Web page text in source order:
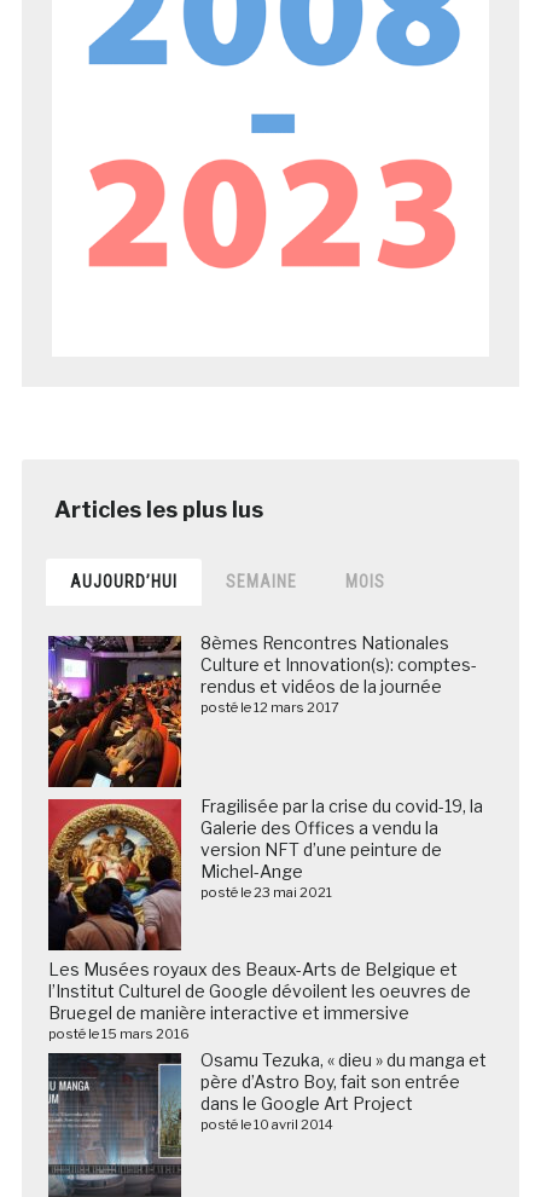
AUJOURD’HUI SEMAINE MOIS
8èmes Rencontres Nationales
Culture et Innovation(s): comptes-
rendus et vidéos de la journée
posté le 12 mars 2017
Fragilisée par la crise du covid-19, la
Galerie des Offices a vendu la
version NFT d’une peinture de
Michel-Ange
posté le 23 mai 2021
Les Musées royaux des Beaux-Arts de Belgique et
l’Institut Culturel de Google dévoilent les oeuvres de
Bruegel de manière interactive et immersive
posté le 15 mars 2016
Osamu Tezuka, « dieu » du manga et
père d’Astro Boy, fait son entrée
dans le Google Art Project
posté le 10 avril 2014